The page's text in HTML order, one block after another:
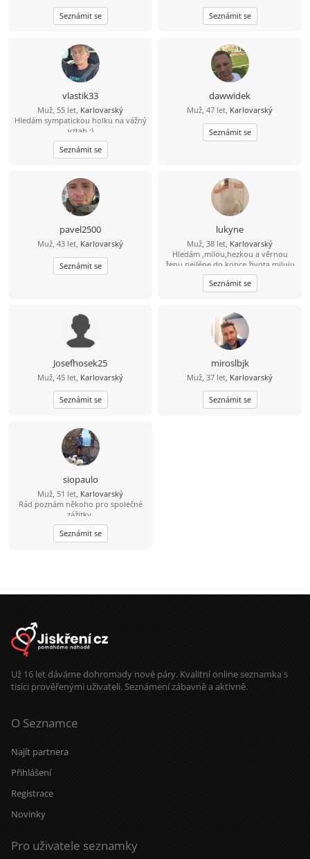
Seznámit se Seznámit se
vlastik33
Muž, 55 let, Karlovarský
Hledám sympatickou holku na vážný
vztah :)
Seznámit se
dawwidek
Muž, 47 let, Karlovarský
Seznámit se
pavel2500
Muž, 43 let, Karlovarský
Seznámit se
lukyne
Muž, 38 let, Karlovarský
Hledám ,milou,hezkou a věrnou
ženu nejlépe do konce života,miluju
přírodu,jízdu na kole, masáže,more,
sluníčko,poznávání nových zemí
Seznámit se
Josefhosek25
Muž, 45 let, Karlovarský
Seznámit se
miroslbjk
Muž, 37 let, Karlovarský
Seznámit se
siopaulo
Muž, 51 let, Karlovarský
Rád poznám někoho pro společné
zážitky.
Seznámit se
Už 16 let dáváme dohromady nové páry. Kvalitní online seznamka s
tisíci prověřenými uživateli. Seznámení zábavně a aktivně.
O Seznamce
Najít partnera
Přihlášení
Registrace
Novinky
Pro uživatele seznamky